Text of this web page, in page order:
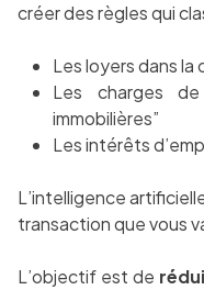
créer des règles qui
Les loyers dans la
Les charges
immobilières”
Les intérêts
L’intelligence
transaction que vous
L’objectif est de